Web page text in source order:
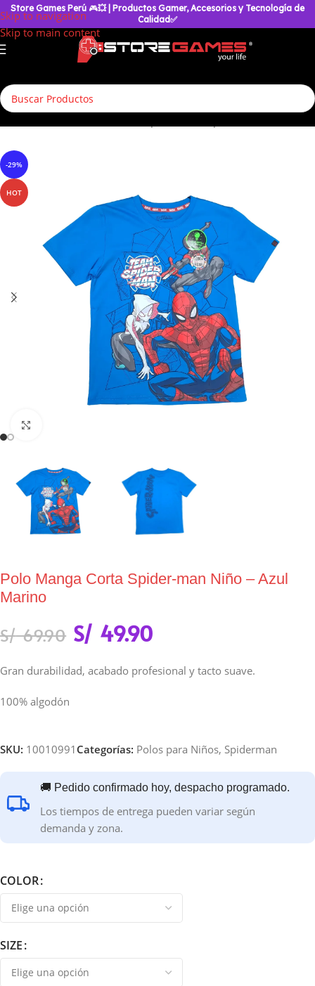
Skip to navigation
Skip to main content
Store Games Perú 🎮💥
| Productos Gamer, Accesorios y Tecnología de
Calidad✅
-29%
HOT
Polo Manga Corta Spider-man Niño – Azul
Marino
S/69.90 S/ 49.90
Gran durabilidad, acabado profesional y tacto suave.
100% algodón
SKU: 10010991 Categorías: Polos para Niños, Spiderman
🚚 Pedido confirmado hoy, despacho programado.
Los tiempos de entrega pueden variar según
demanda y zona.
COLOR
SIZE